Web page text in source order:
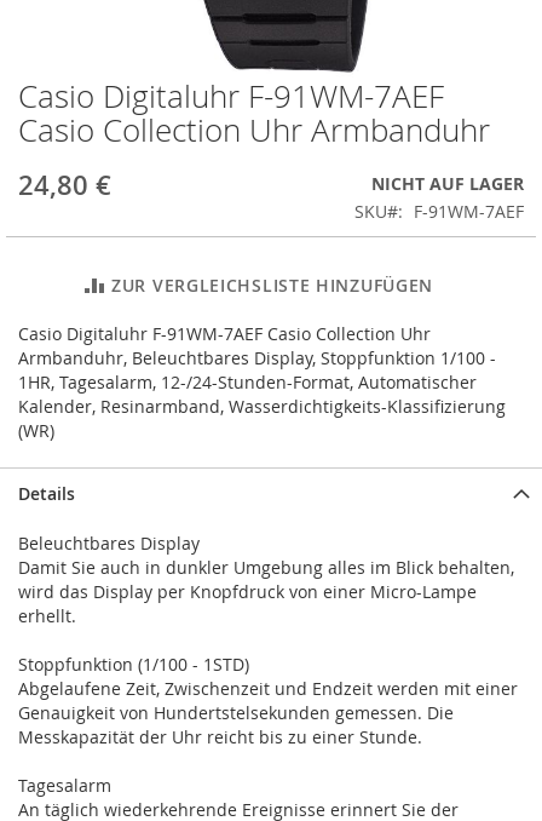
Zum
Anfang
der
springen
Casio Digitaluhr F-91WM-7AEF
Casio Collection Uhr Armbanduhr
24,80 €
NICHT AUF LAGER
SKU
F-91WM-7AEF
ZUR VERGLEICHSLISTE HINZUFÜGEN
Casio Digitaluhr F-91WM-7AEF Casio Collection Uhr
Armbanduhr, Beleuchtbares Display, Stoppfunktion 1/100 -
1HR, Tagesalarm, 12-/24-Stunden-Format, Automatischer
Kalender, Resinarmband, Wasserdichtigkeits-Klassifizierung
(WR)
Details
Beleuchtbares Display
Damit Sie auch in dunkler Umgebung alles im Blick behalten,
wird das Display per Knopfdruck von einer Micro-Lampe
erhellt.
Stoppfunktion (1/100 - 1STD)
Abgelaufene Zeit, Zwischenzeit und Endzeit werden mit einer
Genauigkeit von Hundertstelsekunden gemessen. Die
Messkapazität der Uhr reicht bis zu einer Stunde.
Tagesalarm
An täglich wiederkehrende Ereignisse erinnert Sie der